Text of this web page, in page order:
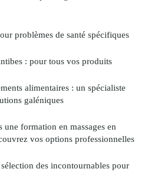
problèmes de santé spécifiques
: pour tous vos produits
alimentaires : un spécialiste
galéniques
une formation en massages en
vos options professionnelles
des incontournables pour